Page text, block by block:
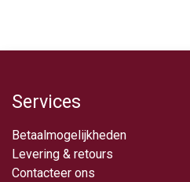
Services
Betaalmogelijkheden
Levering & retou​rs
Contacteer ons